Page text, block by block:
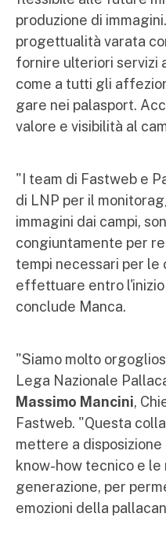
produzione di
progettualità varata
fornire ulteriori servizi
come a tutti gli
gare nei palasport.
valore e visibilità al
"I team di Fastweb e
di LNP per il
immagini dai campi,
congiuntamente per
tempi necessari per le
effettuare entro
conclude Manca.
"Siamo molto
Lega Nazionale
Massimo Mancini,
Fastweb. "Questa
mettere a
know-how tecnico e le
generazione, per
emozioni della